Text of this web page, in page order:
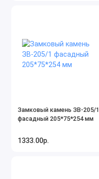
Замковый камень ЗВ-205/1
фасадный 205*75*254 мм
1333.00р.